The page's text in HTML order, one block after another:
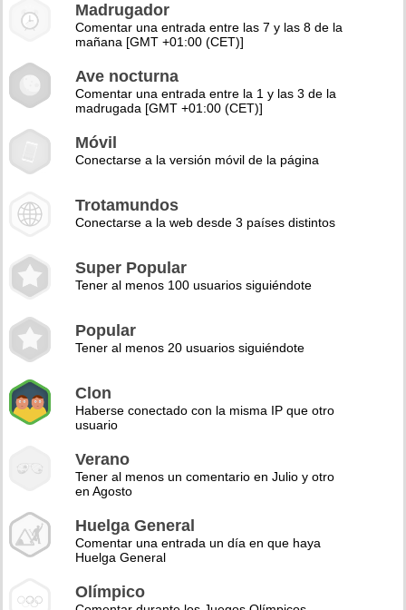
Madrugador
Comentar una entrada entre las 7 y las 8 de la
mañana [GMT +01:00 (CET)]
Ave nocturna
Comentar una entrada entre la 1 y las 3 de la
madrugada [GMT +01:00 (CET)]
Móvil
Conectarse a la versión móvil de la página
Trotamundos
Conectarse a la web desde 3 países distintos
Super Popular
Tener al menos 100 usuarios siguiéndote
Popular
Tener al menos 20 usuarios siguiéndote
Clon
Haberse conectado con la misma IP que otro
usuario
Verano
Tener al menos un comentario en Julio y otro
en Agosto
Huelga General
Comentar una entrada un día en que haya
Huelga General
Olímpico